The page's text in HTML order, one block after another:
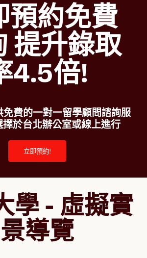
預約免費
提升錄取
4.5倍!
費的一對一留學顧問諮詢服
於台北辦公室或線上進行
立即預約!
學 - 虛擬實
景導覽